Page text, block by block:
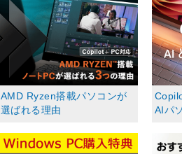
AMD Ryzen搭載パソコンが
選ばれる理由
AIパ